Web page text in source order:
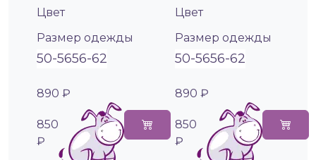
Цвет
Размер одежды
50-5656-62
890 ₽
850
₽
Цвет
Размер одежды
50-5656-62
890 ₽
850
₽